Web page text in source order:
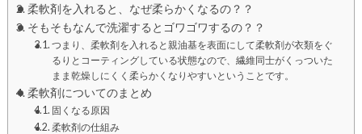
柔軟剤を入れると、なぜ柔らかくなるの？？
そもそもなんで洗濯するとゴワゴワするの？？
つまり、柔軟剤を入れると親油基を表面にして柔軟剤が衣類をぐ
るりとコーティングしている状態なので、繊維同士がくっついた
まま乾燥しにくく柔らかくなりやすいということです。
柔軟剤についてのまとめ
固くなる原因
柔軟剤の仕組み